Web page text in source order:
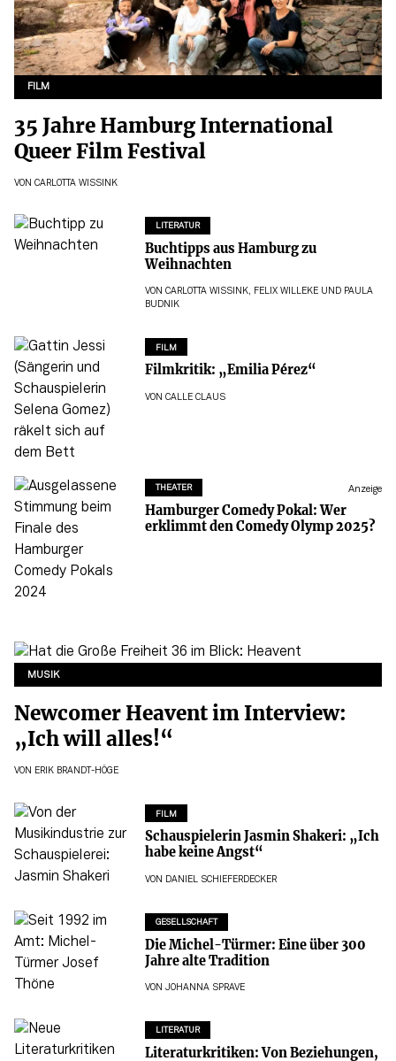
FILM
35 Jahre Hamburg International
Queer Film Festival
VON CARLOTTA WISSINK
LITERATUR
Buchtipps aus Hamburg zu
Weihnachten
VON CARLOTTA WISSINK , FELIX WILLEKEUND PAULA
BUDNIK
FILM
Filmkritik: „Emilia Pérez“
VON CALLE CLAUS
THEATER Anzeige
Hamburger Comedy Pokal: Wer
erklimmt den Comedy Olymp 2025?
MUSIK
Newcomer Heavent im Interview:
„Ich will alles!“
VON ERIK BRANDT-HÖGE
FILM
Schauspielerin Jasmin Shakeri: „Ich
habe keine Angst“
VON DANIEL SCHIEFERDECKER
GESELLSCHAFT
Die Michel-Türmer: Eine über 300
Jahre alte Tradition
VON JOHANNA SPRAVE
LITERATUR
Literaturkritiken: Von Beziehungen,